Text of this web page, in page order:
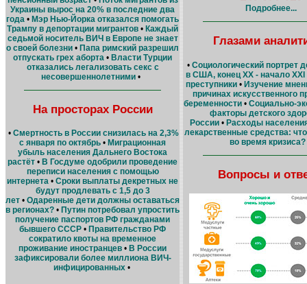
Украины вырос на 20% в последние два
года • Мэр Нью-Йорка отказался помогать
Трампу в депортации мигрантов • Каждый
седьмой носитель ВИЧ в Европе не знает
о своей болезни • Папа римский разрешил
отпускать грех аборта • Власти Турции
отказались легализовать секс с
несовершеннолетними•
На просторах России
• Смертность в России снизилась на 2,3%
с января по октябрь • Миграционная
убыль населения Дальнего Востока
растёт • В Госдуме одобрили проведение
переписи населения с помощью
интернета • Сроки выплаты декретных не
будут продлевать с 1,5 до 3
лет • Одаренные дети должны оставаться
в регионах? • Путин потребовал упростить
получение паспортов РФ гражданами
бывшего СССР • Правительство РФ
сократило квоты на временное
проживание иностранцев • В России
зафиксировали более миллиона ВИЧ-
инфицированных•
Подробнее...
Глазами
• Социологический портрет
в США, конец XX - начало
преступники • Изучение
причинах искусственного
беременности• Социально-
факторы детского
России • Расходы
лекарственные средства:
во время кризиса?
Вопросы и